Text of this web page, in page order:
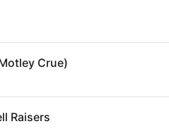
Crue)
Raisers